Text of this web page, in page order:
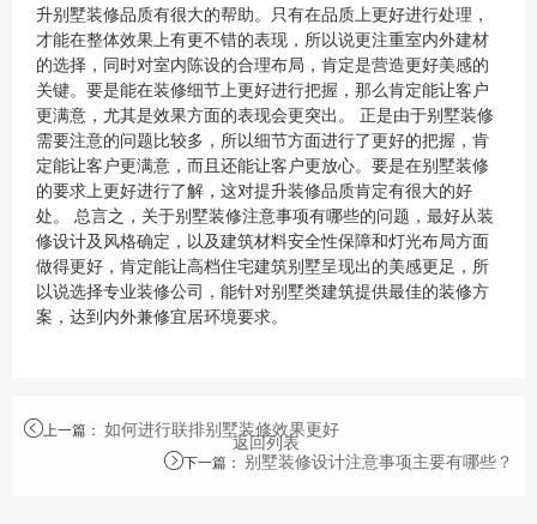
升别墅装修品质有很大的帮助。只有在品质上更好进行处理，
才能在整体效果上有更不错的表现，所以说更注重室内外建材
的选择，同时对室内陈设的合理布局，肯定是营造更好美感的
关键。要是能在装修细节上更好进行把握，那么肯定能让客户
更满意，尤其是效果方面的表现会更突出。 正是由于别墅装修
需要注意的问题比较多，所以细节方面进行了更好的把握，肯
定能让客户更满意，而且还能让客户更放心。要是在别墅装修
的要求上更好进行了解，这对提升装修品质肯定有很大的好
处。 总言之，关于别墅装修注意事项有哪些的问题，最好从装
修设计及风格确定，以及建筑材料安全性保障和灯光布局方面
做得更好，肯定能让高档住宅建筑别墅呈现出的美感更足，所
以说选择专业装修公司，能针对别墅类建筑提供最佳的装修方
案，达到内外兼修宜居环境要求。
上一篇 ： 如何进行联排别墅装修效果更好
下一篇 ： 别墅装修设计注意事项主要有哪些？
返回列表